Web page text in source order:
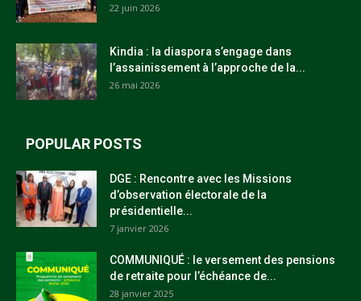
22 juin 2026
Kindia : la diaspora s’engage dans
l’assainissement à l’approche de la...
26 mai 2026
POPULAR POSTS
DGE : Rencontre avec les Missions
d’observation électorale de la
présidentielle...
7 janvier 2026
COMMUNIQUÉ : le versement des pensions
de retraite pour l’échéance de...
28 janvier 2025